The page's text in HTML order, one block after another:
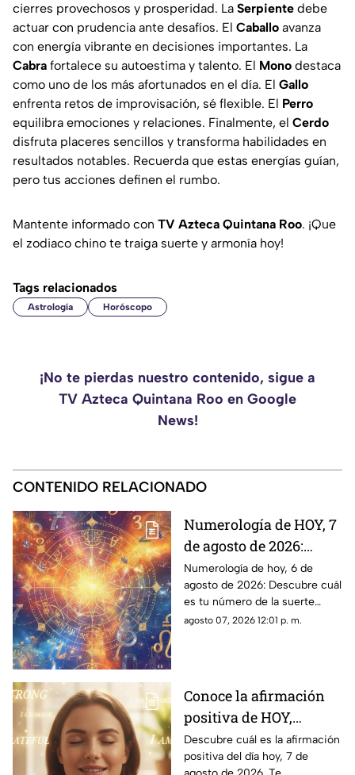
cierres provechosos y prosperidad. La Serpiente debe
actuar con prudencia ante desafíos. El Caballo avanza
con energía vibrante en decisiones importantes. La
Cabra fortalece su autoestima y talento. El Mono destaca
como uno de los más afortunados en el día. El Gallo
enfrenta retos de improvisación, sé flexible. El Perro
equilibra emociones y relaciones. Finalmente, el Cerdo
disfruta placeres sencillos y transforma habilidades en
resultados notables. Recuerda que estas energías guían,
pero tus acciones definen el rumbo.
Mantente informado con TV Azteca Quintana Roo. ¡Que
el zodiaco chino te traiga suerte y armonía hoy!
Tags relacionados
Astrología Horóscopo
¡No te pierdas nuestro contenido, sigue a
TV Azteca Quintana Roo en Google
News!
CONTENIDO RELACIONADO
Numerología de HOY, 7
de agosto de 2026:
¿Cuál es el número de
la suerte de este
viernes para cada
signo del zodiaco?
Numerología de hoy, 6 de
agosto de 2026: Descubre cuál
es tu número de la suerte
según tu signo zodiacal.
agosto 07, 2026 12:01 p. m.
Conoce la afirmación
positiva de HOY,
viernes 7 de agosto de
2026: Repite estas
Descubre cuál es la afirmación
positiva del día hoy, 7 de